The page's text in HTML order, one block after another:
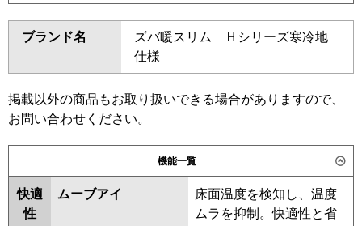
東芝 GUHA112111XU
GUHA112111MUB
GUEA112121MUB
GUSA11214P1MUB
GUSA11214P1XU
PLZ-HRMP112H6
HRMP112HFG6 PLZ-
HRMP112HBF6 PLZ-
HRMP112HF6 PLZ-ERMP112H6
ダイキン SZRC112BY SZRC112BYN
SZRUC112BY
SZRC112BJ
SZRC112BJN
SZRJC112BF SDRC112B
SDRC112BN SZRC112BF
SZRC112BFN
GUHA11211MUB
GUEA11212XU GUEA11212MUB
GUSA11214MUB GUSA11214XU
ブランド名
ズバ暖スリム Ｈシリーズ寒冷地
仕様
掲載以外の商品もお取り扱いできる場合がありますので、
お問い合わせください。
機能一覧
快適
性
ムーブアイ
床面温度を検知し、温度
ムラを抑制。快適性と省